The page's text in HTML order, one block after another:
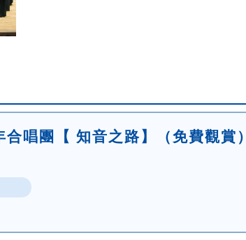
唱團【 知音之路】（免費觀賞）